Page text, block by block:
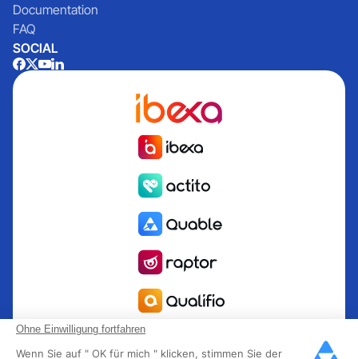
Ohne Einwilligung fortfahren
Wenn Sie auf " OK für mich " klicken, stimmen Sie der
Documentation
FAQ
SOCIAL
Quable est la solution de gestion de l’information Produit